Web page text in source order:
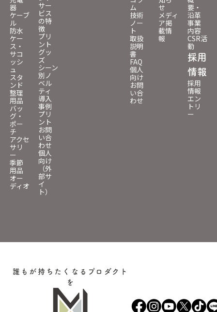
器
ケーブ
ル
防水
ケー
ス・
サコ
ッシ
ュ
スタ
ンド
整理
用品
バッ
グ・
ポー
チ
アクセ
サリ
ー
季節
用品
オー
ディオ
サー
ビス
の特
徴
プリ
ント
グッ
ズ
シーン
別ノ
ベル
ティ
導入
事例
プリ
ント
お問
い合
わせ
個人
向け
（外
部サ
イ
ト）
ム
技術
ノー
ト
取扱
説明
書
FAQ
個人
向け
お問
い合
わせ
せ
メディ
ア掲
載情
報
要・
沿革
事業
内容
CSR活
動
採用
情報
採用
情報
エン
トリ
ー
誰もが持ちたくなるプロダクト
を